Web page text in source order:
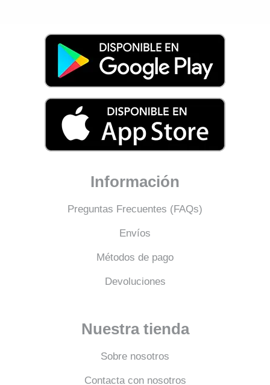
Información
Preguntas Frecuentes (FAQs)
Envíos
Métodos de pago
Devoluciones
Nuestra tienda
Sobre nosotros
Contacta con nosotros